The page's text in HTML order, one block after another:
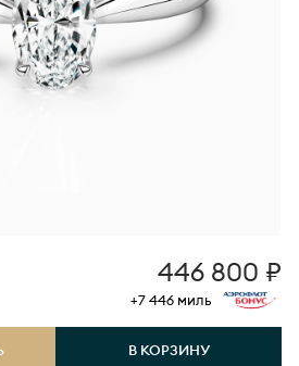
446 800 ₽
+7 446 миль
В КОРЗИНУ